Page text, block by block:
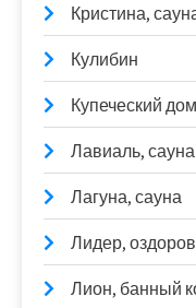
Кристина,
Кулибин
Купеческий
Лавиаль, сауна
Лагуна, сауна
Лидер,
Лион, банный